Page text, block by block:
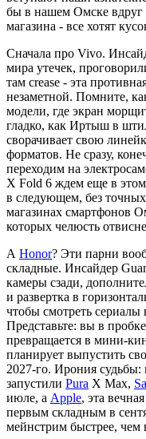
бы в нашем Омске вдруг
магазина - все хотят
Сначала про Vivo.
мира утечек,
там crease - эта
незаметной. Помните,
модели, где экран
гладко, как Иртыш в
сворачивает свою
форматов. Не сразу,
переходим на
X Fold 6 ждем еще в
в следующем, без точных
магазинах смартфонов
которых челюсть
А Honor? Эти парни
складные. Инсайдер
камеры сзади,
и развертка в
чтобы смотреть сериалы
Представьте: вы в
превращается в мини-
планирует выпустить
2027-го. Ирония
запустили Pura X Max,
июле, а Apple, эта
первым складным в
мейнстрим быстрее, чем